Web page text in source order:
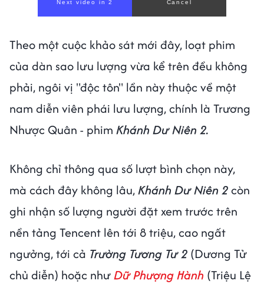
Theo một cuộc khảo sát mới đây, loạt phim
của dàn sao lưu lượng vừa kể trên đều không
phải, ngôi vị "độc tôn" lần này thuộc về một
nam diễn viên phái lưu lượng, chính là Trương
Nhược Quân - phim Khánh Dư Niên 2.
Không chỉ thông qua số lượt bình chọn này,
mà cách đây không lâu,Khánh Dư Niên 2còn
ghi nhận số lượng người đặt xem trước trên
nền tảng Tencent lên tới 8 triệu, cao ngất
ngưởng, tới cả Trường Tương Tư 2 (Dương Tử
chủ diễn) hoặc nhưDữ Phượng Hành (Triệu Lệ